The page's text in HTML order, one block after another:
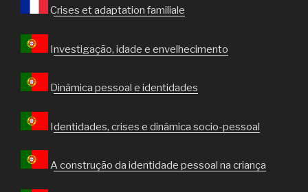
Crises et adaptation familiale
Investigação, idade e envelhecimento
Dinâmica pessoal e identidades
Identidades, crises e dinâmica socio-pessoal
A construção da identidade pessoal na criança